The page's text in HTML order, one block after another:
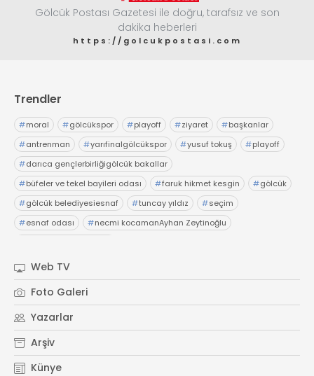
Gölcük Postası Gazetesi ile doğru, tarafsız ve son
dakika heberleri
https://golcukpostasi.com
Trendler
#moral #gölcükspor #playoff #ziyaret #başkanlar
#antrenman #yarıfinalgölcükspor #yusuf tokuş #playoff
#darıca gençlerbirliğigölcük bakallar
#büfeler ve tekel bayileri odası #faruk hikmet kesgin #gölcük
#gölcük belediyesiesnaf #tuncay yıldız #seçim
#esnaf odası #necmi kocamanAyhan Zeytinoğlu
Web TV
Foto Galeri
Yazarlar
Arşiv
Künye